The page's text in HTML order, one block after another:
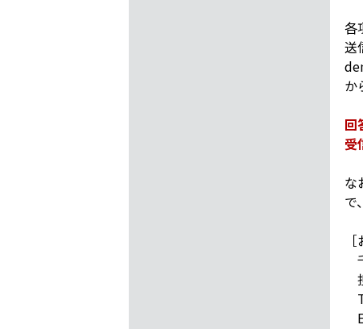
各
送
か
回
受
な
で